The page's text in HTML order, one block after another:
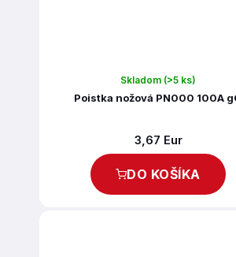
Skladom (>5 ks)
Poistka nožová PN000 100A
3,67 Eur
DO KOŠÍKA